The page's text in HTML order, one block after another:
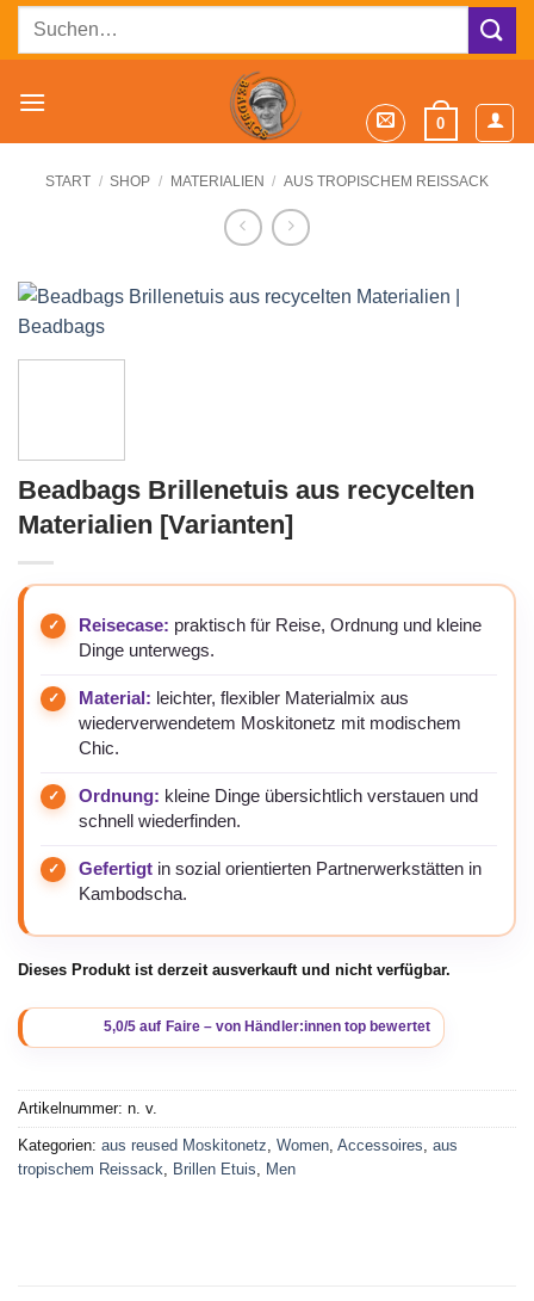
ZumSuchen
0
START / SHOP / MATERIALIEN / AUS TROPISCHEM REISSACK
Beadbags Brillenetuis aus recycelten
Materialien [Varianten]
Reisecase: praktisch für Reise, Ordnung und kleine
Dinge unterwegs.
Material: leichter, flexibler Materialmix aus
wiederverwendetem Moskitonetz mit modischem
Chic.
Ordnung: kleine Dinge übersichtlich verstauen und
schnell wiederfinden.
Gefertigt in sozial orientierten Partnerwerkstätten in
Kambodscha.
Dieses Produkt ist derzeit ausverkauft und nicht verfügbar.
Artikelnummer: n. v.
Kategorien: aus reused Moskitonetz Women Accessoires aus
tropischem Reissack
Brillen Etuis Men